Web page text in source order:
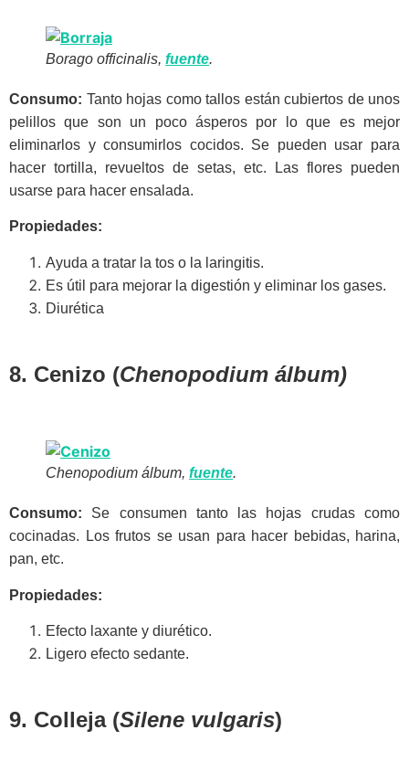
Borago officinalis, fuente.
Consumo: Tanto hojas como tallos están cubiertos de unos
pelillos que son un poco ásperos por lo que es mejor
eliminarlos y consumirlos cocidos. Se pueden usar para
hacer tortilla, revueltos de setas, etc. Las flores pueden
usarse para hacer ensalada.
Propiedades:
Ayuda a tratar la tos o la laringitis.
Es útil para mejorar la digestión y eliminar los gases.
Diurética
8. Cenizo (Chenopodium álbum)
Chenopodium álbum, fuente.
Consumo: Se consumen tanto las hojas crudas como
cocinadas. Los frutos se usan para hacer bebidas, harina,
pan, etc.
Propiedades:
Efecto laxante y diurético.
Ligero efecto sedante.
9. Colleja (Silene vulgaris)